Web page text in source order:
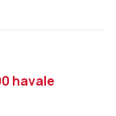
havale